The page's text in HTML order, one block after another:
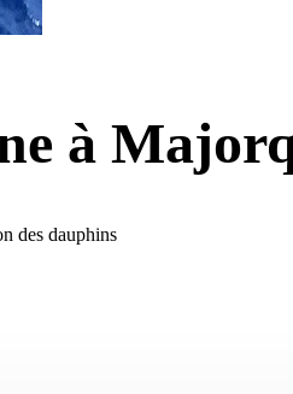
à
des dauphins